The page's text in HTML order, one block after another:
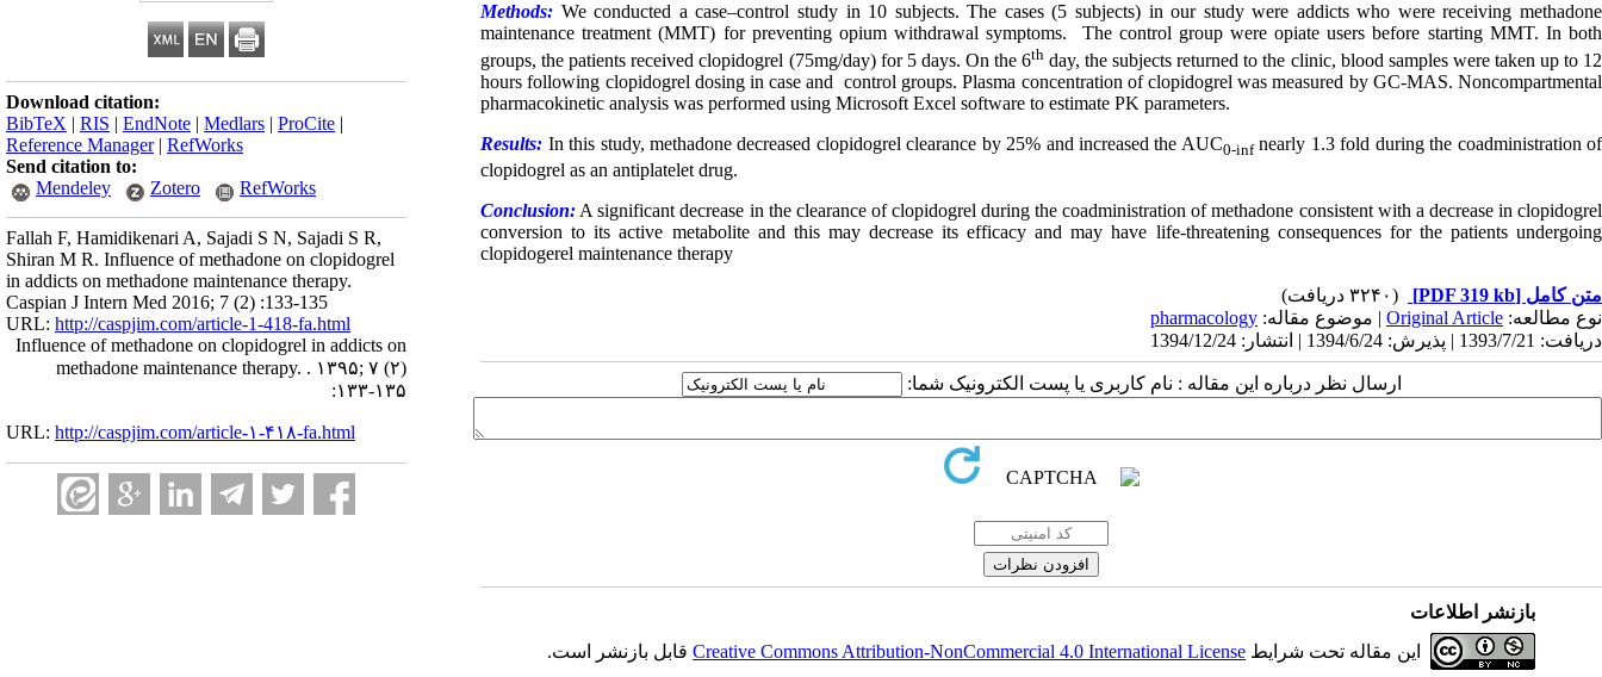
Download citation:
BibTeX | RIS | EndNote | Medlars | ProCite |
Reference Manager| RefWorks
Send citation to:
Mendeley
Zotero RefWorks
Fallah F, Hamidikenari A, Sajadi S N, Sajadi S R,
Shiran M R. Influence of methadone on clopidogrel
in addicts on methadone maintenance therapy.
Caspian J Intern Med 2016; 7 (2) :133-135
URL: http://caspjim.com/article-1-418-fa.html
Influence of methadone on clopidogrel in addicts on
methadone maintenance therapy. . ۱۳۹۵; ۷ (۲)
:۱۳۳-۱۳۵
URL: http://caspjim.com/article-۱-۴۱۸-fa.html
Methods: We conducted a case–control study in 10 subjects. The cases (5 subjects) in our study were addicts who were receiving methadone
maintenance treatment (MMT) for preventing opium withdrawal symptoms. The control group were opiate users before starting MMT. In both
groups, the patients received clopidogrel (75mg/day) for 5 days. On the 6th day, the subjects returned to the clinic, blood samples were taken up to 12
hours following clopidogrel dosing in case and control groups. Plasma concentration of clopidogrel was measured by GC-MAS. Noncompartmental
pharmacokinetic analysis was performed using Microsoft Excel software to estimate PK parameters.
Results: In this study, methadone decreased clopidogrel clearance by 25% and increased the AUC0-infnearly 1.3 fold during the coadministration of
clopidogrel as an antiplatelet drug.
Conclusion: A significant decrease in the clearance of clopidogrel during the coadministration of methadone consistent with a decrease in clopidogrel
conversion to its active metabolite and this may decrease its efficacy and may have life-threatening consequences for the patients undergoing
clopidogerel maintenance therapy
متن کامل [PDF 319 kb]
(۳۲۴۰ دریافت)
نوع مطالعه: Original Article | موضوع مقاله: pharmacology
دریافت: 1393/7/21 | پذیرش: 1394/6/24 | انتشار: 1394/12/24
ارسال نظر درباره این مقاله : نام کاربری یا پست الکترونیک شما:
بازنشر اطلاعات
این مقاله تحت شرایط Creative Commons Attribution-NonCommercial 4.0 International Licenseقابل بازنشر است.